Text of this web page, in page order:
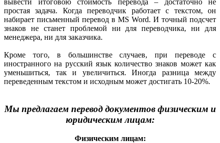
простая задача. Когда переводчик работает с текстом, он
набирает письменный перевод в MS Word. И точный подсчет
знаков не станет проблемой ни для переводчика, ни для
менеджера, ни для заказчика.
Кроме того, в большинстве случаев, при переводе с
иностранного на русский язык количество знаков может как
уменьшиться, так и увеличиться. Иногда разница между
переведенным текстом и исходным может достигать 10-20%.
Мы предлагаем перевод документов физическим и
юридическим лицам:
Физическим лицам: